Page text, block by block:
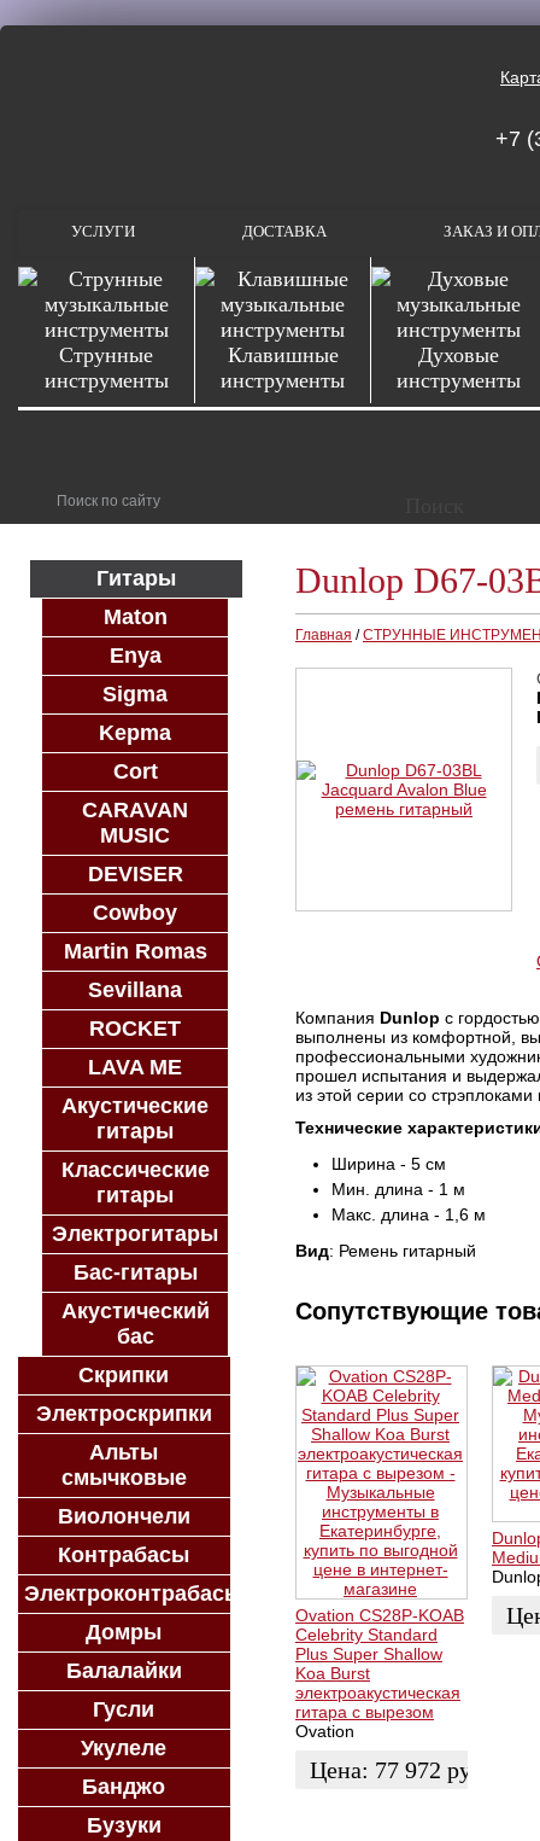
+7
УСЛУГИ ДОСТАВКА ЗАКАЗ И
Струнные
инструменты
Клавишные
инструменты
Духовые
инструменты
Dunlop D67-
Главная /СТРУННЫЕ
Компания Dunlop с
выполнены из комфортной,
профессиональными
прошел испытания и
из этой серии со стрэплоками
Технические
Ширина - 5 см
Мин. длина - 1 м
Макс. длина - 1,6 м
Вид: Ремень гитарный
Сопутствующие
Ovation CS28P-KOAB
Celebrity Standard
Plus Super Shallow
Koa Burst
электроакустическая
гитара с вырезом
Ovation
Цена: 77 972 руб.
Гитары
Maton
Enya
Sigma
Kepma
Cort
CARAVAN
MUSIC
DEVISER
Cowboy
Martin Romas
Sevillana
ROCKET
LAVA ME
Акустические
гитары
Классические
гитары
Электрогитары
Бас-гитары
Акустический
бас
Скрипки
Электроскрипки
Альты
смычковые
Виолончели
Контрабасы
Электроконтрабасы
Домры
Балалайки
Гусли
Укулеле
Банджо
Бузуки